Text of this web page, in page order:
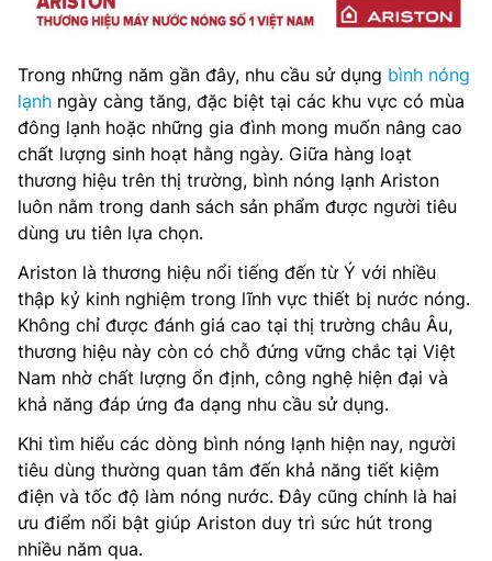
Trong những năm gần đây, nhu cầu sử dụng bình nóng
lạnh ngày càng tăng, đặc biệt tại các khu vực có mùa
đông lạnh hoặc những gia đình mong muốn nâng cao
chất lượng sinh hoạt hằng ngày. Giữa hàng loạt
thương hiệu trên thị trường, bình nóng lạnh Ariston
luôn nằm trong danh sách sản phẩm được người tiêu
dùng ưu tiên lựa chọn.
Ariston là thương hiệu nổi tiếng đến từ Ý với nhiều
thập kỷ kinh nghiệm trong lĩnh vực thiết bị nước nóng.
Không chỉ được đánh giá cao tại thị trường châu Âu,
thương hiệu này còn có chỗ đứng vững chắc tại Việt
Nam nhờ chất lượng ổn định, công nghệ hiện đại và
khả năng đáp ứng đa dạng nhu cầu sử dụng.
Khi tìm hiểu các dòng bình nóng lạnh hiện nay, người
tiêu dùng thường quan tâm đến khả năng tiết kiệm
điện và tốc độ làm nóng nước. Đây cũng chính là hai
ưu điểm nổi bật giúp Ariston duy trì sức hút trong
nhiều năm qua.